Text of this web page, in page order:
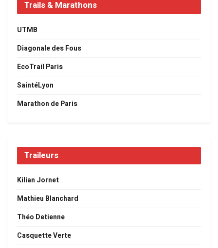
Trails & Marathons
UTMB
Diagonale des Fous
EcoTrail Paris
SaintéLyon
Marathon de Paris
Traileurs
Kilian Jornet
Mathieu Blanchard
Théo Detienne
Casquette Verte